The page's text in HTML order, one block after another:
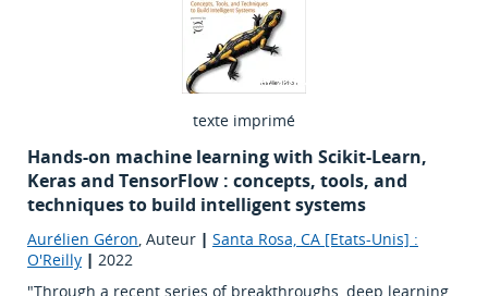
texte imprimé
Hands-on machine learning with Scikit-Learn,
Keras and TensorFlow : concepts, tools, and
techniques to build intelligent systems
Aurélien Géron, Auteur | Santa Rosa, CA [Etats-Unis] :
O'Reilly | 2022
"Through a recent series of breakthroughs, deep learning